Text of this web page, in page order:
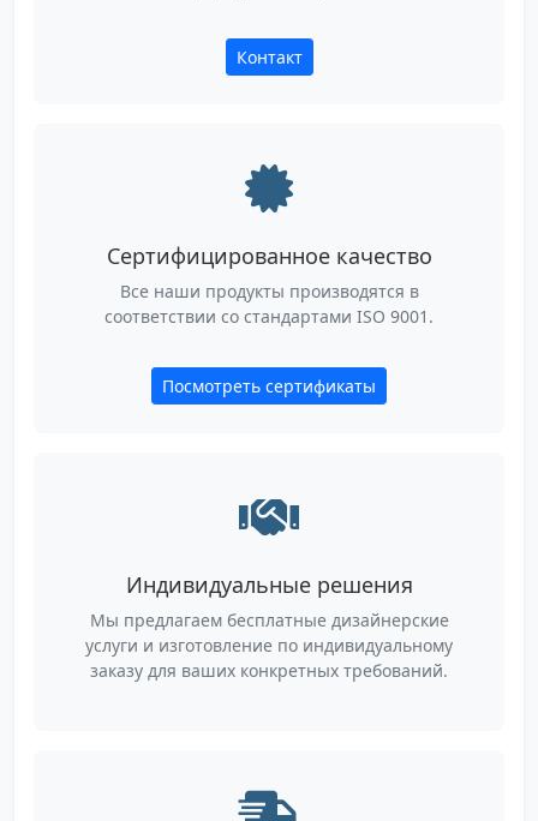
Контакт
Сертифицированное качество
Все наши продукты производятся в
соответствии со стандартами ISO 9001.
Посмотреть сертификаты
Индивидуальные решения
Мы предлагаем бесплатные дизайнерские
услуги и изготовление по индивидуальному
заказу для ваших конкретных требований.